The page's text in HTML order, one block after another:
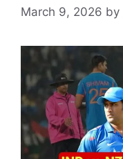
March 9, 2026 by